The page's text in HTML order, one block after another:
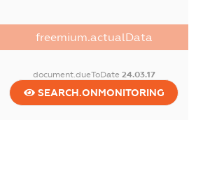
freemium.actualData
document.dueToDate 24.03.17
SEARCH.ONMONITORING